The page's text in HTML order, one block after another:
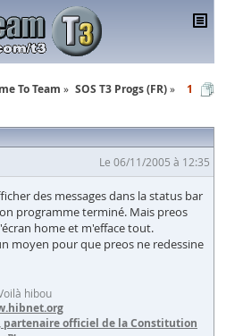
To Team SOS T3 Progs (FR) 1
Le 06/11/2005 à 12:35
des messages dans la status bar
programme terminé. Mais preos
home et m'efface tout.
moyen pour que preos ne redessine
hibou
partenaire officiel de la Constitution